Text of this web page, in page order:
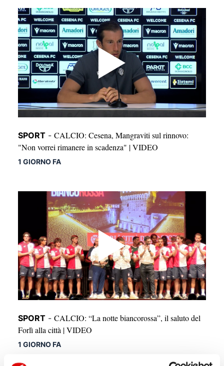
SPORT - CALCIO: Cesena, Mangraviti sul rinnovo:
"Non vorrei rimanere in scadenza" | VIDEO
1 GIORNO FA
SPORT - CALCIO: “La notte biancorossa”, il saluto del
Forlì alla città | VIDEO
1 GIORNO FA